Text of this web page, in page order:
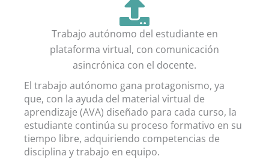
Trabajo autónomo del estudiante en
plataforma virtual, con comunicación
asincrónica con el docente.
El trabajo autónomo gana protagonismo, ya
que, con la ayuda del material virtual de
aprendizaje (AVA) diseñado para cada curso, la
estudiante continúa su proceso formativo en su
tiempo libre, adquiriendo competencias de
disciplina y trabajo en equipo.